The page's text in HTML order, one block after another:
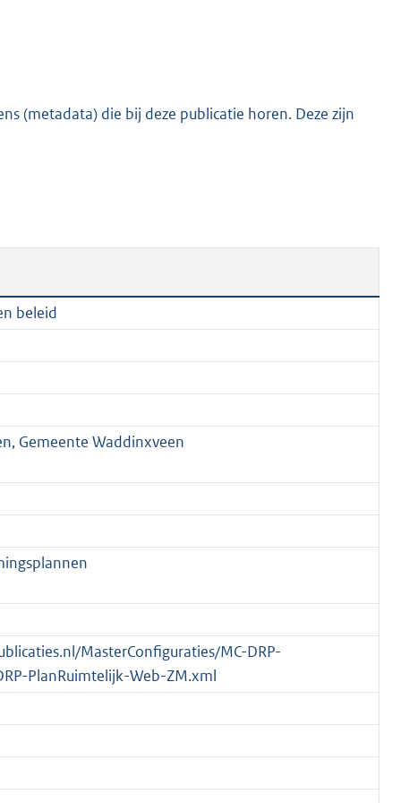
(metadata) die bij deze publicatie horen. Deze zijn
beleid
Gemeente Waddinxveen
MasterConfiguraties/MC-DRP-
PlanRuimtelijk-Web-ZM.xml